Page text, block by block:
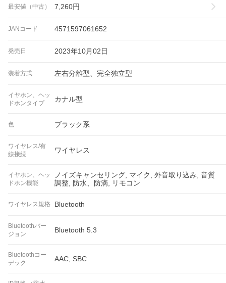
最安値（中古） 7,260円
JANコード 4571597061652
発売日 2023年10月02日
装着方式 左右分離型、完全独立型
イヤホン、ヘッ
ドホンタイプ
カナル型
色 ブラック系
ワイヤレス/有
線接続
ワイヤレス
イヤホン、ヘッ
ドホン機能
ノイズキャンセリング, マイク, 外音取り込み, 音質
調整, 防水、防滴, リモコン
ワイヤレス規格 Bluetooth
Bluetoothバー
ジョン
Bluetooth 5.3
Bluetoothコー
デック
AAC, SBC